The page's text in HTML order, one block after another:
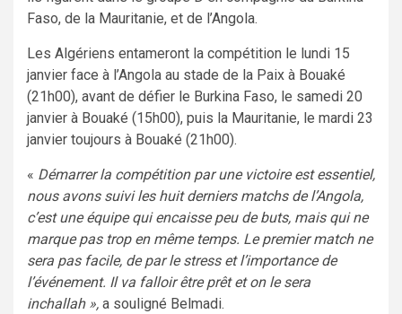
Faso, de la Mauritanie, et de l’Angola.
Les Algériens entameront la compétition le lundi 15
janvier face à l’Angola au stade de la Paix à Bouaké
(21h00), avant de défier le Burkina Faso, le samedi 20
janvier à Bouaké (15h00), puis la Mauritanie, le mardi 23
janvier toujours à Bouaké (21h00).
« Démarrer la compétition par une victoire est essentiel,
nous avons suivi les huit derniers matchs de l’Angola,
c’est une équipe qui encaisse peu de buts, mais qui ne
marque pas trop en même temps. Le premier match ne
sera pas facile, de par le stress et l’importance de
l’événement. Il va falloir être prêt et on le sera
inchallah », a souligné Belmadi.